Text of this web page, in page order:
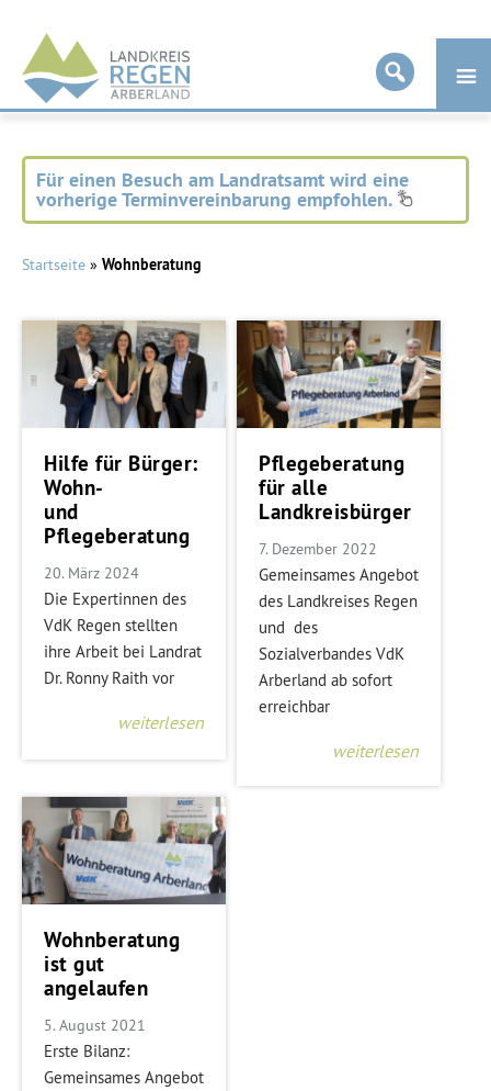
Landkreis
Regen
Für einen Besuch am Landratsamt wird eine
vorherige Terminvereinbarung empfohlen.
Startseite » Wohnberatung
Hilfe für Bürger:
Wohn-
und
Pflegeberatung
20. März 2024
Die Expertinnen des
VdK Regen stellten
ihre Arbeit bei Landrat
Dr. Ronny Raith vor
weiterlesen
Pflegeberatung
für alle
Landkreisbürger
7. Dezember 2022
Gemeinsames Angebot
des Landkreises Regen
und des
Sozialverbandes VdK
Arberland ab sofort
erreichbar
weiterlesen
Wohnberatung
ist gut
angelaufen
5. August 2021
Erste Bilanz:
Gemeinsames Angebot